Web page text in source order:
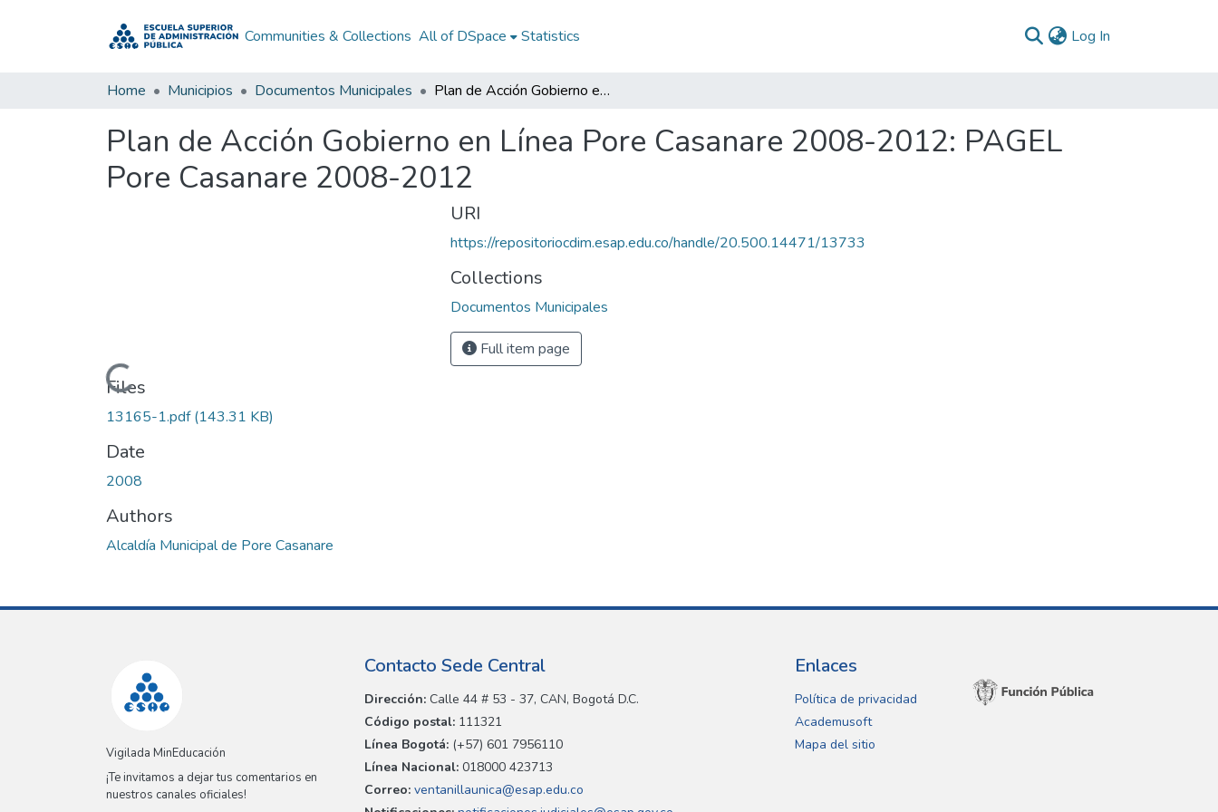
Communities & Collections All of DSpace Statistics Log In
Home Municipios Documentos Municipales Plan de Acción Gobierno en Línea Pore Casanare 2008-2012: PAGEL Pore Casanare 2008-2012
Plan de Acción Gobierno en Línea Pore Casanare 2008-2012: PAGEL
Pore Casanare 2008-2012
Loading...
Files
13165-1.pdf(143.31 KB)
Date
2008
Authors
Alcaldía Municipal de Pore Casanare
URI
https://repositoriocdim.esap.edu.co/handle/20.500.14471/13733
Collections
Documentos Municipales
Full item page
Vigilada MinEducación
¡Te invitamos a dejar tus comentarios en
nuestros canales oficiales!
Contacto Sede Central
Dirección: Calle 44 # 53 - 37, CAN, Bogotá D.C.
Código postal: 111321
Línea Bogotá: (+57) 601 7956110
Línea Nacional: 018000 423713
Correo: ventanillaunica@esap.edu.co
Enlaces
Política de privacidad
Academusoft
Mapa del sitio